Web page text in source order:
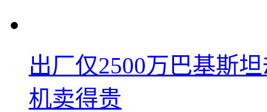
出厂仅2500万巴基斯
机卖得贵